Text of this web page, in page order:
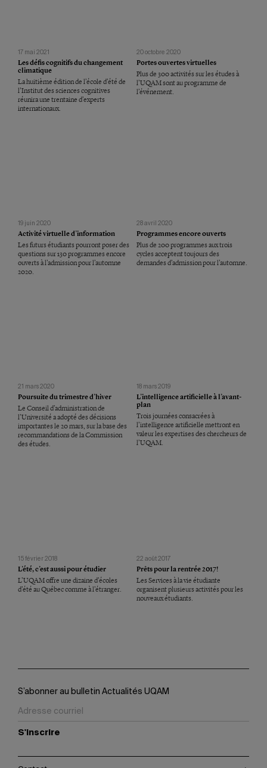
17 mai 2021
Les défis cognitifs du changement
climatique
La huitième édition de l’école d’été de
l’Institut des sciences cognitives
réunira une trentaine d’experts
internationaux.
20 octobre 2020
Portes ouvertes virtuelles
Plus de 300 activités sur les études à
l’UQAM sont au programme de
l’événement.
19 juin 2020
Activité virtuelle d’information
Les futurs étudiants pourront poser des
questions sur 130 programmes encore
ouverts à l’admission pour l’automne
2020.
28 avril 2020
Programmes encore ouverts
Plus de 200 programmes aux trois
cycles acceptent toujours des
demandes d’admission pour l’automne.
21 mars 2020
Poursuite du trimestre d’hiver
Le Conseil d’administration de
l’Université a adopté des décisions
importantes le 20 mars, sur la base des
recommandations de la Commission
des études.
18 mars 2019
L’intelligence artificielle à l’avant-
plan
Trois journées consacrées à
l’intelligence artificielle mettront en
valeur les expertises des chercheurs de
l’UQAM.
15 février 2018
L’été, c’est aussi pour étudier
L’UQAM offre une dizaine d’écoles
d’été au Québec comme à l’étranger.
22 août 2017
Prêts pour la rentrée 2017!
Les Services à la vie étudiante
organisent plusieurs activités pour les
nouveaux étudiants.
S’abonner au bulletin Actualités UQAM
S'inscrire